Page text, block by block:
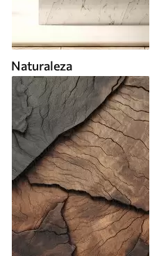
Naturaleza